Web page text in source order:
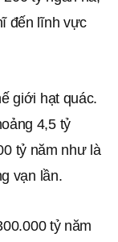
đến lĩnh vực
giới hạt quác.
4,5 tỷ
tỷ năm như là
vạn lần.
tỷ năm